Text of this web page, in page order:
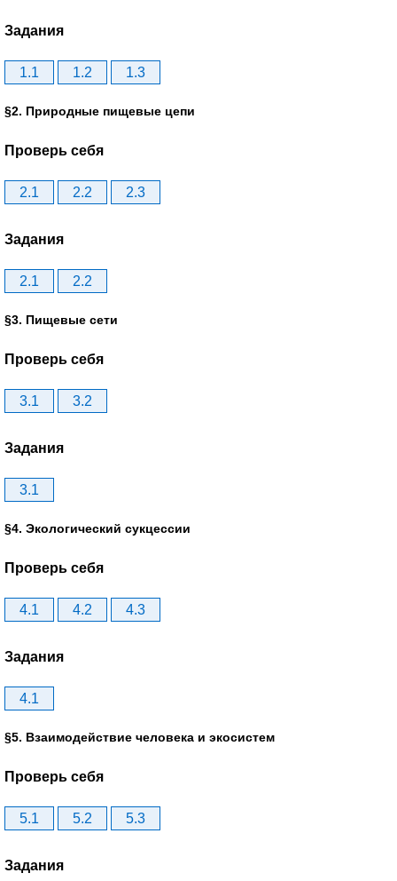
Задания
1.1 1.2 1.3
§2. Природные пищевые цепи
Проверь себя
2.1 2.2 2.3
Задания
2.1 2.2
§3. Пищевые сети
Проверь себя
3.1 3.2
Задания
3.1
§4. Экологический сукцессии
Проверь себя
4.1 4.2 4.3
Задания
4.1
§5. Взаимодействие человека и экосистем
Проверь себя
5.1 5.2 5.3
Задания